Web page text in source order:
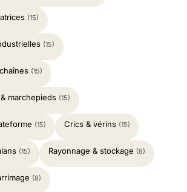
(15)
(15)
(15)
marchepieds (15)
(15) Crics & vérins (15)
(15) Rayonnage & stockage (8)
(8)